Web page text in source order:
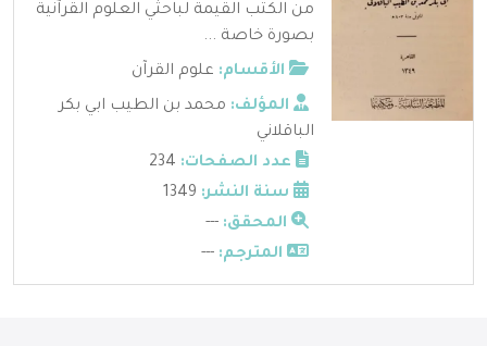
من الكتب القيمة لباحثي العلوم القرآنية
بصورة خاصة ...
الأقسام: علوم القرآن
المؤلف: محمد بن الطيب ابي بكر
الباقلاني
عدد الصفحات:
سنة النشر:
المحقق: ---
المترجم: ---